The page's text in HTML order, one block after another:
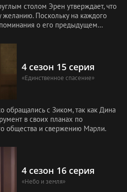
столом Эрен утверждает, что
желанию. Поскольку на каждого
о его предыдущем
4 сезон 15 серия
«Единственное спасение»
обращались с Зиком, так как Дина
в своих планах по
общества и свержению Марли.
4 сезон 16 серия
«Небо и земля»